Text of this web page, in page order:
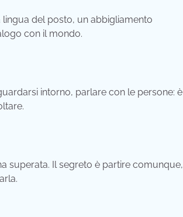
del posto, un abbigliamento
con il mondo.
intorno, parlare con le persone: è
superata. Il segreto è partire comunque,